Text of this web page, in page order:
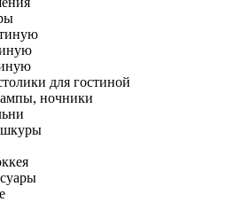
для гостиной
ночники
шкуры